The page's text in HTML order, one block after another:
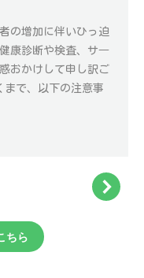
の増加に伴いひっ迫
康診断や検査、サ―
おかけして申し訳ご
で、以下の注意事
ちら